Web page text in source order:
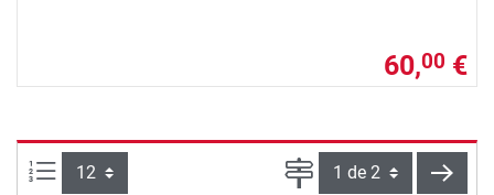
60,00 €
Articles par page : Page